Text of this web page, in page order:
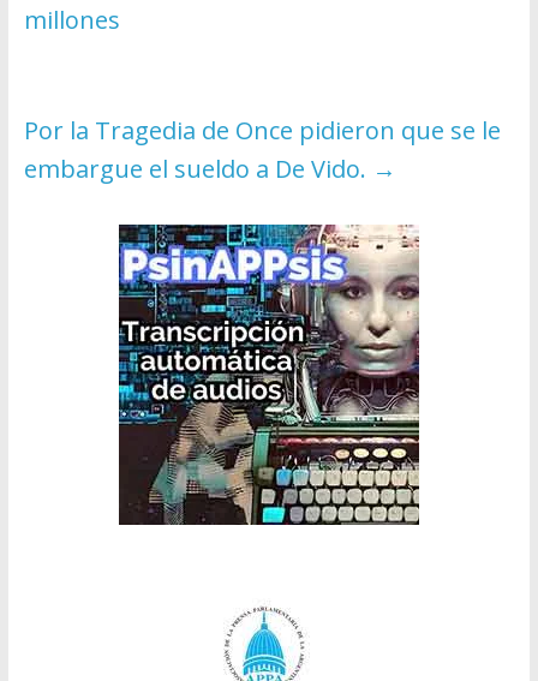
millones
Por la Tragedia de Once pidieron que se le
embargue el sueldo a De Vido. →